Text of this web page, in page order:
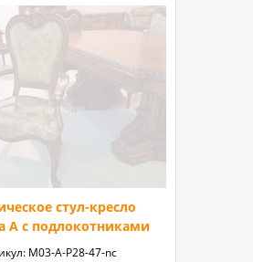
стул-кресло
A с подлокотниками
М03-A-P28-47-nc